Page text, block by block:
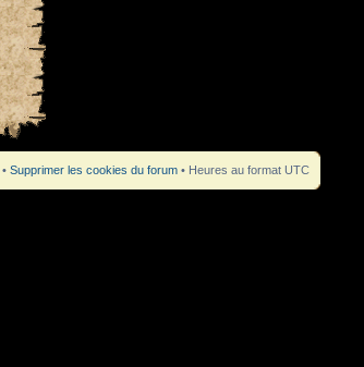
• Supprimer les cookies du forum • Heures au format UTC